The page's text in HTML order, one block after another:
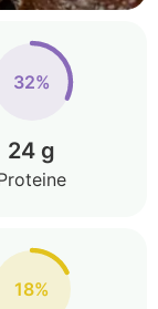
32%
24 g
18%